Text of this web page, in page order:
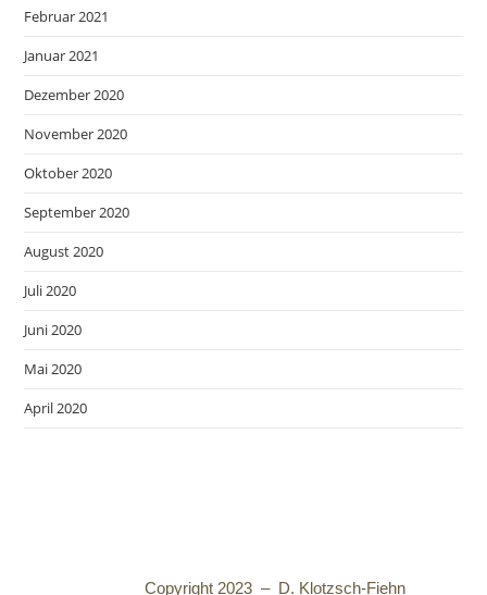
Februar 2021
Januar 2021
Dezember 2020
November 2020
Oktober 2020
September 2020
August 2020
Juli 2020
Juni 2020
Mai 2020
April 2020
Copyright 2023 – D. Klotzsch-Fiehn